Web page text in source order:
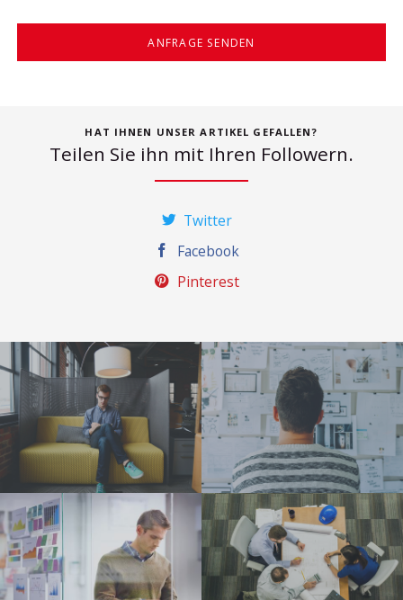
ANFRAGE SENDEN
HAT IHNEN UNSER ARTIKEL GEFALLEN?
Teilen Sie ihn mit Ihren Followern.
Twitter
Facebook
Pinterest